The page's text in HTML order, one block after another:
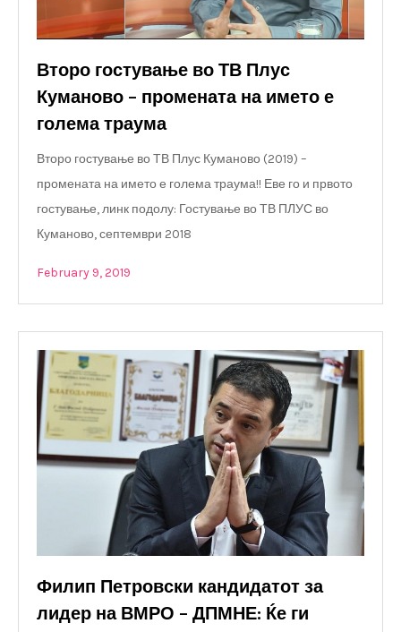
Второ гостување во ТВ Плус
Куманово – промената на името е
голема траума
Второ гостување во ТВ Плус Куманово (2019) –
промената на името е голема траума!! Еве го и првото
гостување, линк подолу: Гостување во ТВ ПЛУС во
Куманово, септември 2018
February 9, 2019
Филип Петровски кандидатот за
лидер на ВМРО – ДПМНЕ: Ќе ги